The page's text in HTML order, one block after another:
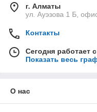
г. Алматы
ул. Ауэзова 1 Б,
Контакты
Сегодня работает
Показать весь
О нас